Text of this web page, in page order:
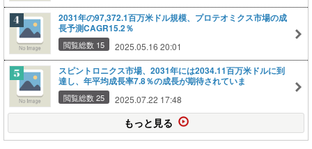
2031年の97,372.1百万米ドル規模、プロテオミクス市場の成
長予測CAGR15.2％
閲覧総数 15 2025.05.16 20:01
スピントロニクス市場、2031年には2034.11百万米ドルに到
達し、年平均成長率7.8％の成長が期待されていま
閲覧総数 25 2025.07.22 17:48
もっと見る